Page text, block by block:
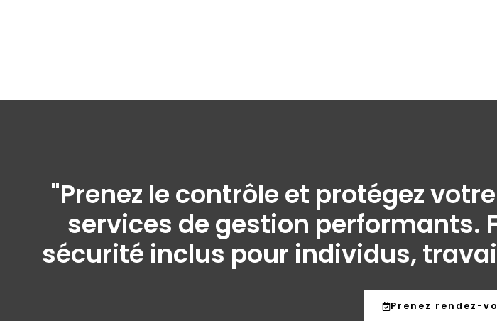
"Prenez le contrôle et protégez
services de gestion performants.
sécurité inclus pour individus,
Prenez rendez-